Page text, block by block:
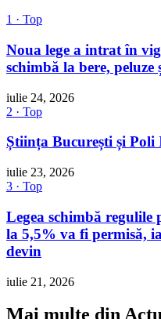
1 · Top
Noua lege a intrat în
schimbă la bere,
iulie 24, 2026
2 · Top
Știința București și Poli
iulie 23, 2026
3 · Top
Legea schimbă regulile
la 5,5% va fi permisă,
devin
iulie 21, 2026
Mai multe din